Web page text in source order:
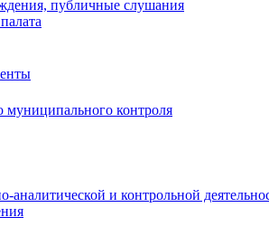
публичные слушания
контроля
аналитической и контрольной